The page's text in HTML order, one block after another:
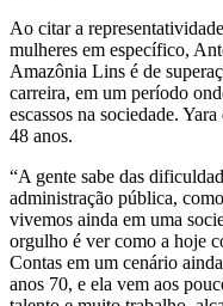
Ao citar a
mulheres em específico,
Amazônia Lins é de
carreira, em um período
escassos na sociedade.
48 anos.
“A gente sabe das
administração pública,
vivemos ainda em uma
orgulho é ver como a hoje
Contas em um cenário
anos 70, e ela vem aos